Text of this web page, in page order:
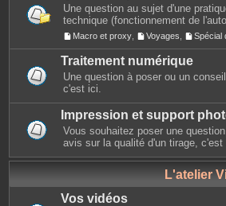
Une question au sujet d'une
technique (fonctionnement de
Macro et proxy Voyages Spécial
Traitement numérique
Une question à poser ou un
c'est ici.
Impression et support
Vous souhaitez poser une
avis sur la qualité d'un tirage, c'est
L'atelier
Vos vidéos